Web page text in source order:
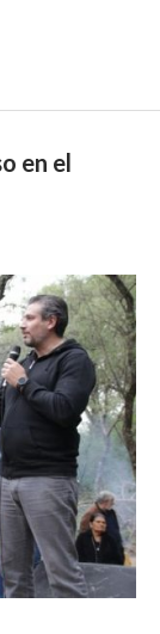
en el